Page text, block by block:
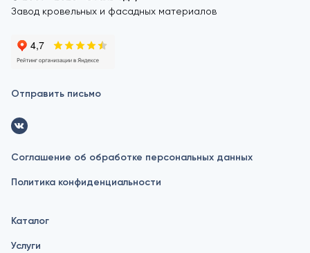
Завод кровельных и фасадных материалов
Отправить письмо
Соглашение об обработке персональных данных
Политика конфиденциальности
Каталог
Услуги